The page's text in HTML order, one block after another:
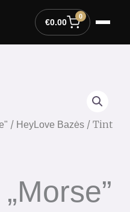
€0.00
0
/ HeyLove Bazės / Tint